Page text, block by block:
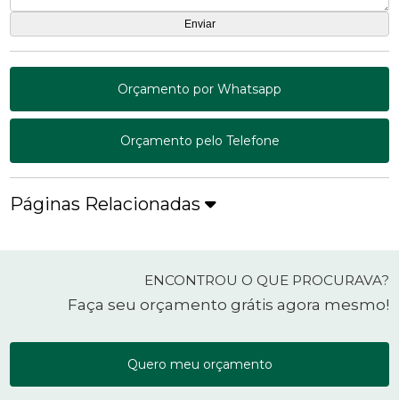
Orçamento por Whatsapp
Orçamento pelo Telefone
Páginas Relacionadas
ENCONTROU O QUE PROCURAVA?
Faça seu orçamento grátis agora mesmo!
Quero meu orçamento